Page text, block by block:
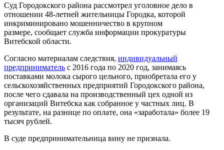
Суд Городокского района рассмотрел уголовное дело в
отношении 48-летней жительницы Городка, которой
инкриминировано мошенничество в крупном
размере, сообщает служба информации прокуратуры
Витебской области.
Согласно материалам следствия, индивидуальный
предприниматель с 2016 года по 2020 год, занимаясь
поставками молока сырого цельного, приобретала его у
сельскохозяйственных предприятий Городокского района,
после чего сдавала на производственный цех одной из
организаций Витебска как собранное у частных лиц. В
результате, на разнице по оплате, она «заработала» более 19
тысяч рублей.
В суде предпринимательница вину не признала.